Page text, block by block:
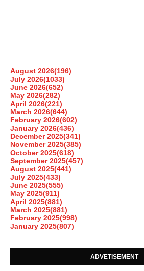
August 2026(196)
July 2026(1033)
June 2026(652)
May 2026(282)
April 2026(221)
March 2026(644)
February 2026(602)
January 2026(436)
December 2025(341)
November 2025(385)
October 2025(618)
September 2025(457)
August 2025(441)
July 2025(433)
June 2025(555)
May 2025(911)
April 2025(881)
March 2025(881)
February 2025(998)
January 2025(807)
ADVETISEMENT